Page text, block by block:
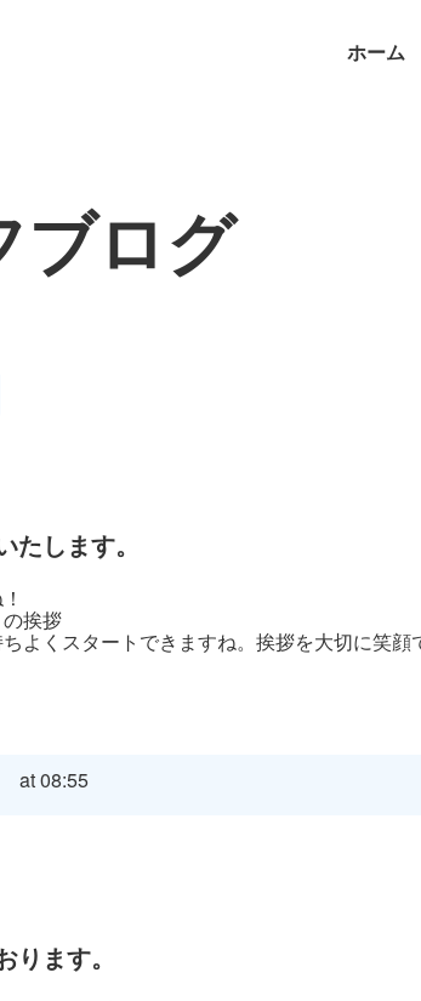
ホーム
ブログ
します。
挨拶
よくスタートできますね。挨拶を大切に笑顔
at 08:55
ます。